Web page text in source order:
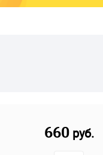
660руб.